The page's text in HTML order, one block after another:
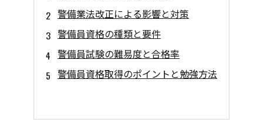
警備業法改正による影響と対策
警備員資格の種類と要件
警備員試験の難易度と合格率
警備員資格取得のポイントと勉強方法